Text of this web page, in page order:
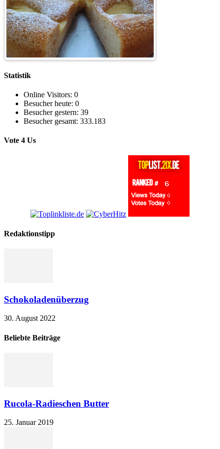
Statistik
Online Visitors: 0
Besucher heute: 0
Besucher gestern: 39
Besucher gesamt: 333.183
Vote 4 Us
Redaktionstipp
Schokoladenüberzug
30. August 2022
Beliebte Beiträge
Rucola-Radieschen Butter
25. Januar 2019